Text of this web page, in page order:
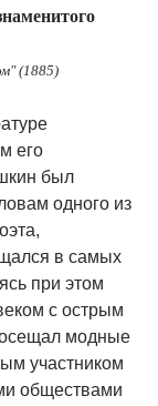
(1885)
его
был
одного из
в самых
при этом
с острым
модные
участником
обществами